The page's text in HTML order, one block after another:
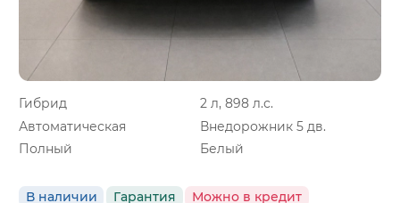
Гибрид
2 л, 898 л.с.
Автоматическая
Внедорожник 5 дв.
Полный
Белый
В наличии Гарантия Можно в кредит